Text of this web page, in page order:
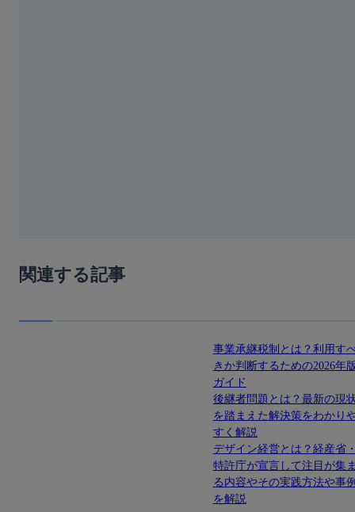
関連する記事
事業承継税制とは？利用す
きか判断するための2026年
ガイド
後継者問題とは？最新の現
を踏まえた解決策をわかり
すく解説
デザイン経営とは？経産省
特許庁が宣言して注目が集
る内容やその実践方法や事
を解説